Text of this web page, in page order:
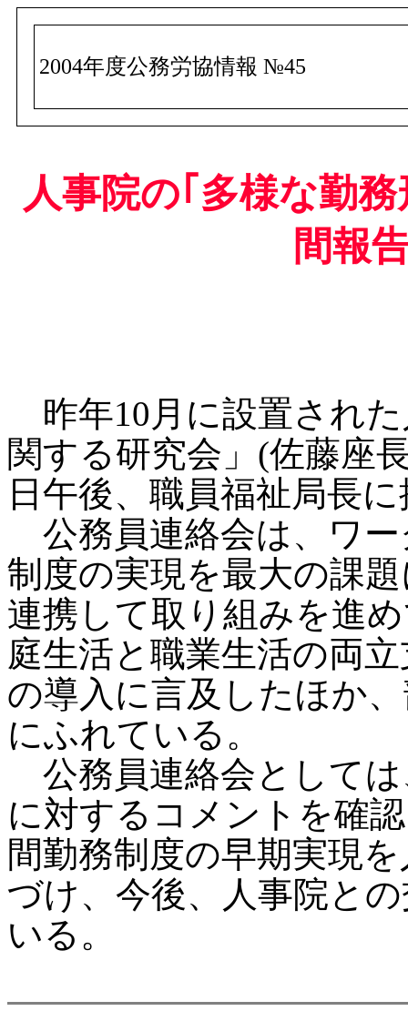
2004年度公務労協情報 №45
人事院の｢多様な勤
間報
昨年10月に設置され
関する研究会」(佐藤座
日午後、職員福祉局長
公務員連絡会は、ワ
制度の実現を最大の課
連携して取り組みを進
庭生活と職業生活の両
の導入に言及したほか
にふれている。
公務員連絡会として
に対するコメントを確
間勤務制度の早期実現
づけ、今後、人事院と
いる。